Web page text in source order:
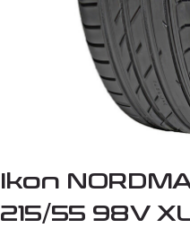
Ikon
215/55 98V